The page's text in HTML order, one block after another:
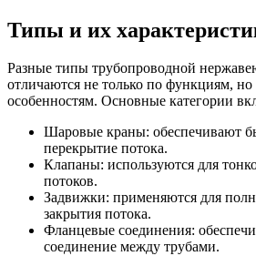
Типы и их
Разные типы трубопроводной
отличаются не только по функциям,
особенностям. Основные категории
Шаровые краны: обеспечивают
перекрытие потока.
Клапаны: используются для
потоков.
Задвижки: применяются для
закрытия потока.
Фланцевые соединения:
соединение между трубами.